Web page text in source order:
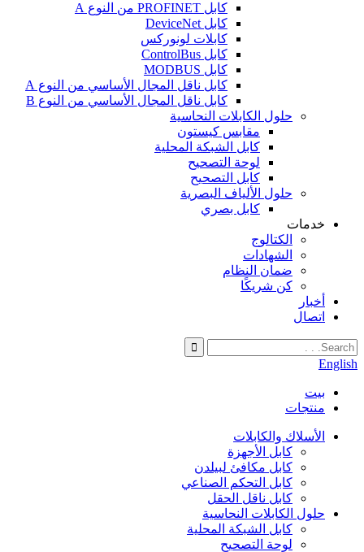
كابل PROFINET من النوع A
كابل DeviceNet
كابلات لونوركس
كابل ControlBus
كابل MODBUS
كابل ناقل المجال الأساسي من النوع A
كابل ناقل المجال الأساسي من النوع B
حلول الكابلات النحاسية
مقابس كيستون
كابل الشبكة المحلية
لوحة التصحيح
كابل التصحيح
حلول الألياف البصرية
كابل بصري
خدمات
الكتالوج
الشهادات
ضمان النظام
كن شريكًا
أخبار
اتصال
English
بيت
منتجات
الأسلاك والكابلات
كابل الأجهزة
كابل مكافئ لبيلدن
كابل التحكم الصناعي
كابل ناقل الحقل
حلول الكابلات النحاسية
كابل الشبكة المحلية
لوحة التصحيح